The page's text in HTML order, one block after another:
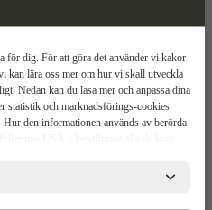
för dig. För att göra det använder vi kakor
kan lära oss mer om hur vi skall utveckla
Nedan kan du läsa mer och anpassa dina
statistik och marknadsförings-cookies
den informationen används av berörda
inte USA:s lagstiftning alla de krav
bolagen måste lämna över uppgifter till
de får en sådan begäran. Det kan dock